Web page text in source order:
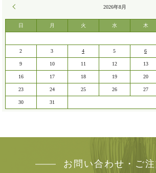
2026年8月
日 月 火 水 木
2 3 4 5 6
9 10 11 12 13
16 17 18 19 20
23 24 25 26 27
30 31
お問い合わせ・ご